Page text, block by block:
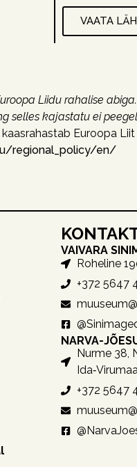
VAATA
Liidu rahalise
selles kajastatu ei
Euroopa
regional_policy/en/
VAIVARA
Roheline
+372 5647
NARVA-
Nurme 38,
+372 5647